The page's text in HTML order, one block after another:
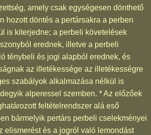
amely csak egységesen dönthető
hozott döntés a pertársakra a perben
is kiterjedne; a perbeli követelések
erednek, illetve a perbeli
ténybeli és jogi alapból erednek, és
az illetékessége az illetékességre
szabályok alkalmazása nélkül is
alperessel szemben. * Az előzőek
feltételrendszer alá eső
bármelyik pertárs perbeli cselekményei
elismerést és a jogról való lemondást